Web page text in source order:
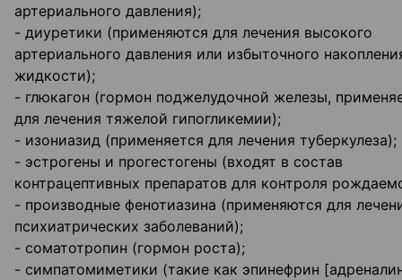
артериального давления);
- диуретики (применяются для лечения высокого
артериального давления или избыточного
жидкости);
- глюкагон (гормон поджелудочной железы,
для лечения тяжелой гипогликемии);
- изониазид (применяется для лечения туберкулеза);
- эстрогены и прогестогены (входят в состав
контрацептивных препаратов для контроля
- производные фенотиазина (применяются для
психиатрических заболеваний);
- соматотропин (гормон роста);
- симпатомиметики (такие как эпинефрин